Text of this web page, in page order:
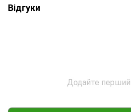
Відгуки
Додайте перший